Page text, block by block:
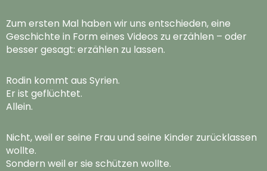
Zum ersten Mal haben wir uns entschieden, eine
Geschichte in Form eines Videos zu erzählen – oder
besser gesagt: erzählen zu lassen.
Rodin kommt aus Syrien.
Er ist geflüchtet.
Allein.
Nicht, weil er seine Frau und seine Kinder zurücklassen
wollte.
Sondern weil er sie schützen wollte.